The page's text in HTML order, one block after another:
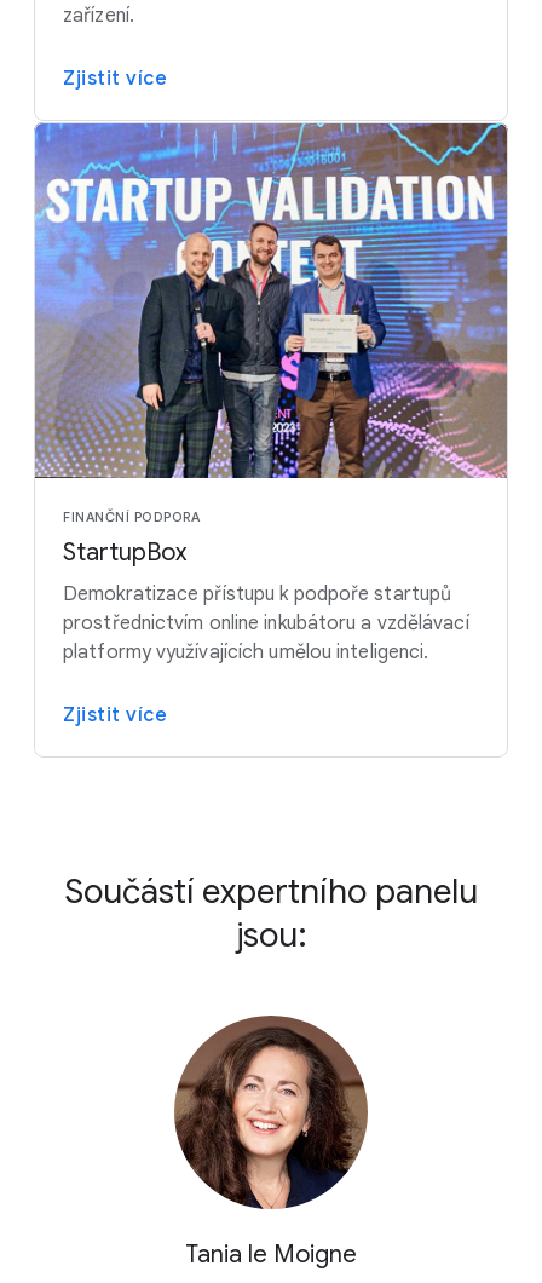
zařízení.
Zjistit více
FINANČNÍ PODPORA
StartupBox
Demokratizace přístupu k podpoře startupů
prostřednictvím online inkubátoru a vzdělávací
platformy využívajících umělou inteligenci.
Zjistit více
Součástí expertního panelu
jsou:
Tania le Moigne